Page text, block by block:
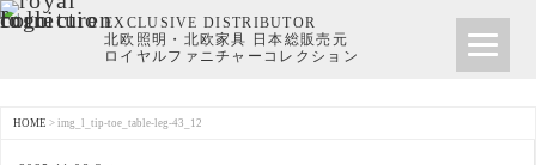
EXCLUSIVE DISTRIBUTOR
北欧照明・北欧家具 日本総販売元
ロイヤルファニチャーコレクション
HOME > img_l_tip-toe_table-leg-43_12